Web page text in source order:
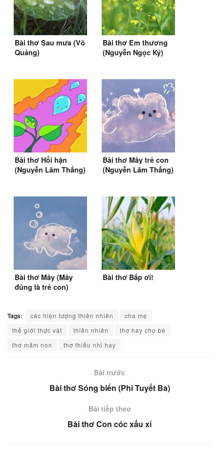
Bài thơ Sau mưa (Võ
Quảng)
Bài thơ Em thương
(Nguyễn Ngọc Ký)
Bài thơ Hối hận
(Nguyễn Lãm Thắng)
Bài thơ Mây trẻ con
(Nguyễn Lãm Thắng)
Bài thơ Mây (Mây
đúng là trẻ con)
Bài thơ Bắp ơi!
Tags: các hiện tượng thiên nhiên
cha mẹ
thế giới thực vật
thiên nhiên
thơ hay cho bé
thơ mầm non
thơ thiếu nhi hay
Bài trước
Bài thơ Sóng biển (Phi Tuyết Ba)
Bài tiếp theo
Bài thơ Con cóc xấu xí